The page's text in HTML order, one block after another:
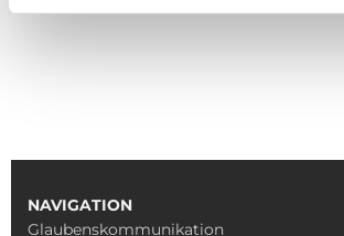
NAVIGATION
Glaubenskommunikation